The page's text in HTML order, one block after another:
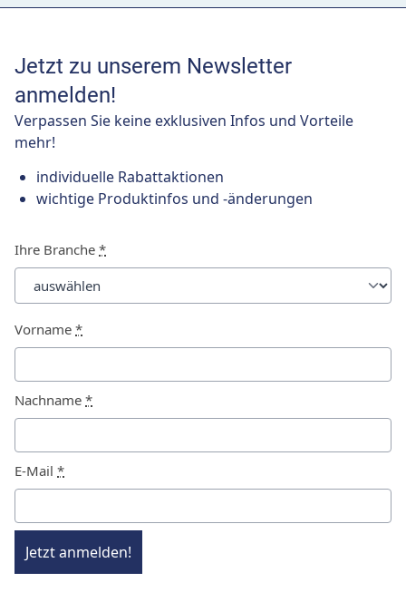
Jetzt zu unserem Newsletter
anmelden!
Verpassen Sie keine exklusiven Infos und Vorteile
mehr!
individuelle Rabattaktionen
wichtige Produktinfos und -änderungen
Ihre Branche *
Vorname *
Nachname *
E-Mail *
Jetzt anmelden!